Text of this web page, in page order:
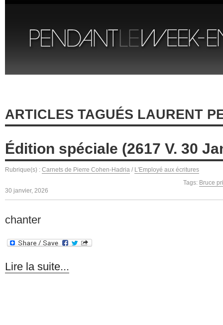
ARTICLES TAGUÉS LAURENT
Édition spéciale (2617 V. 30
Rubrique(s) : Carnets de Pierre Cohen-Hadria / L'Employé aux écritures
Tags: Bruce
30 janvier, 2026
chanter
Lire la suite...